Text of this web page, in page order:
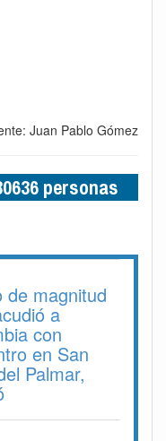
Juan Pablo Gómez
personas
de magnitud
a
con
en San
Palmar,